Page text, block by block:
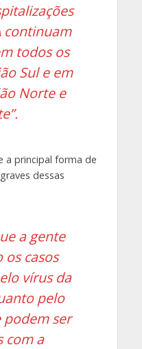
continuam
todos os
Sul e em
Norte e
a principal forma de
dessas
a gente
casos
vírus da
pelo
podem ser
com a